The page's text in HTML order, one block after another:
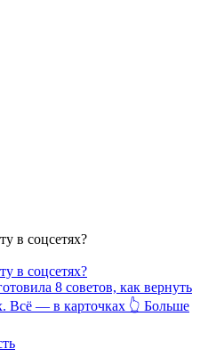
в соцсетях?
в соцсетях?
8 советов, как вернуть
Всё — в карточках 👆 Больше